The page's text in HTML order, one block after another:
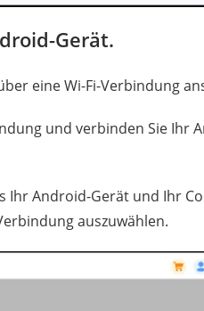
Gerät.
eine Wi-Fi-Verbindung
und verbinden Sie Ihr
Ihr Android-Gerät und Ihr
auszuwählen.